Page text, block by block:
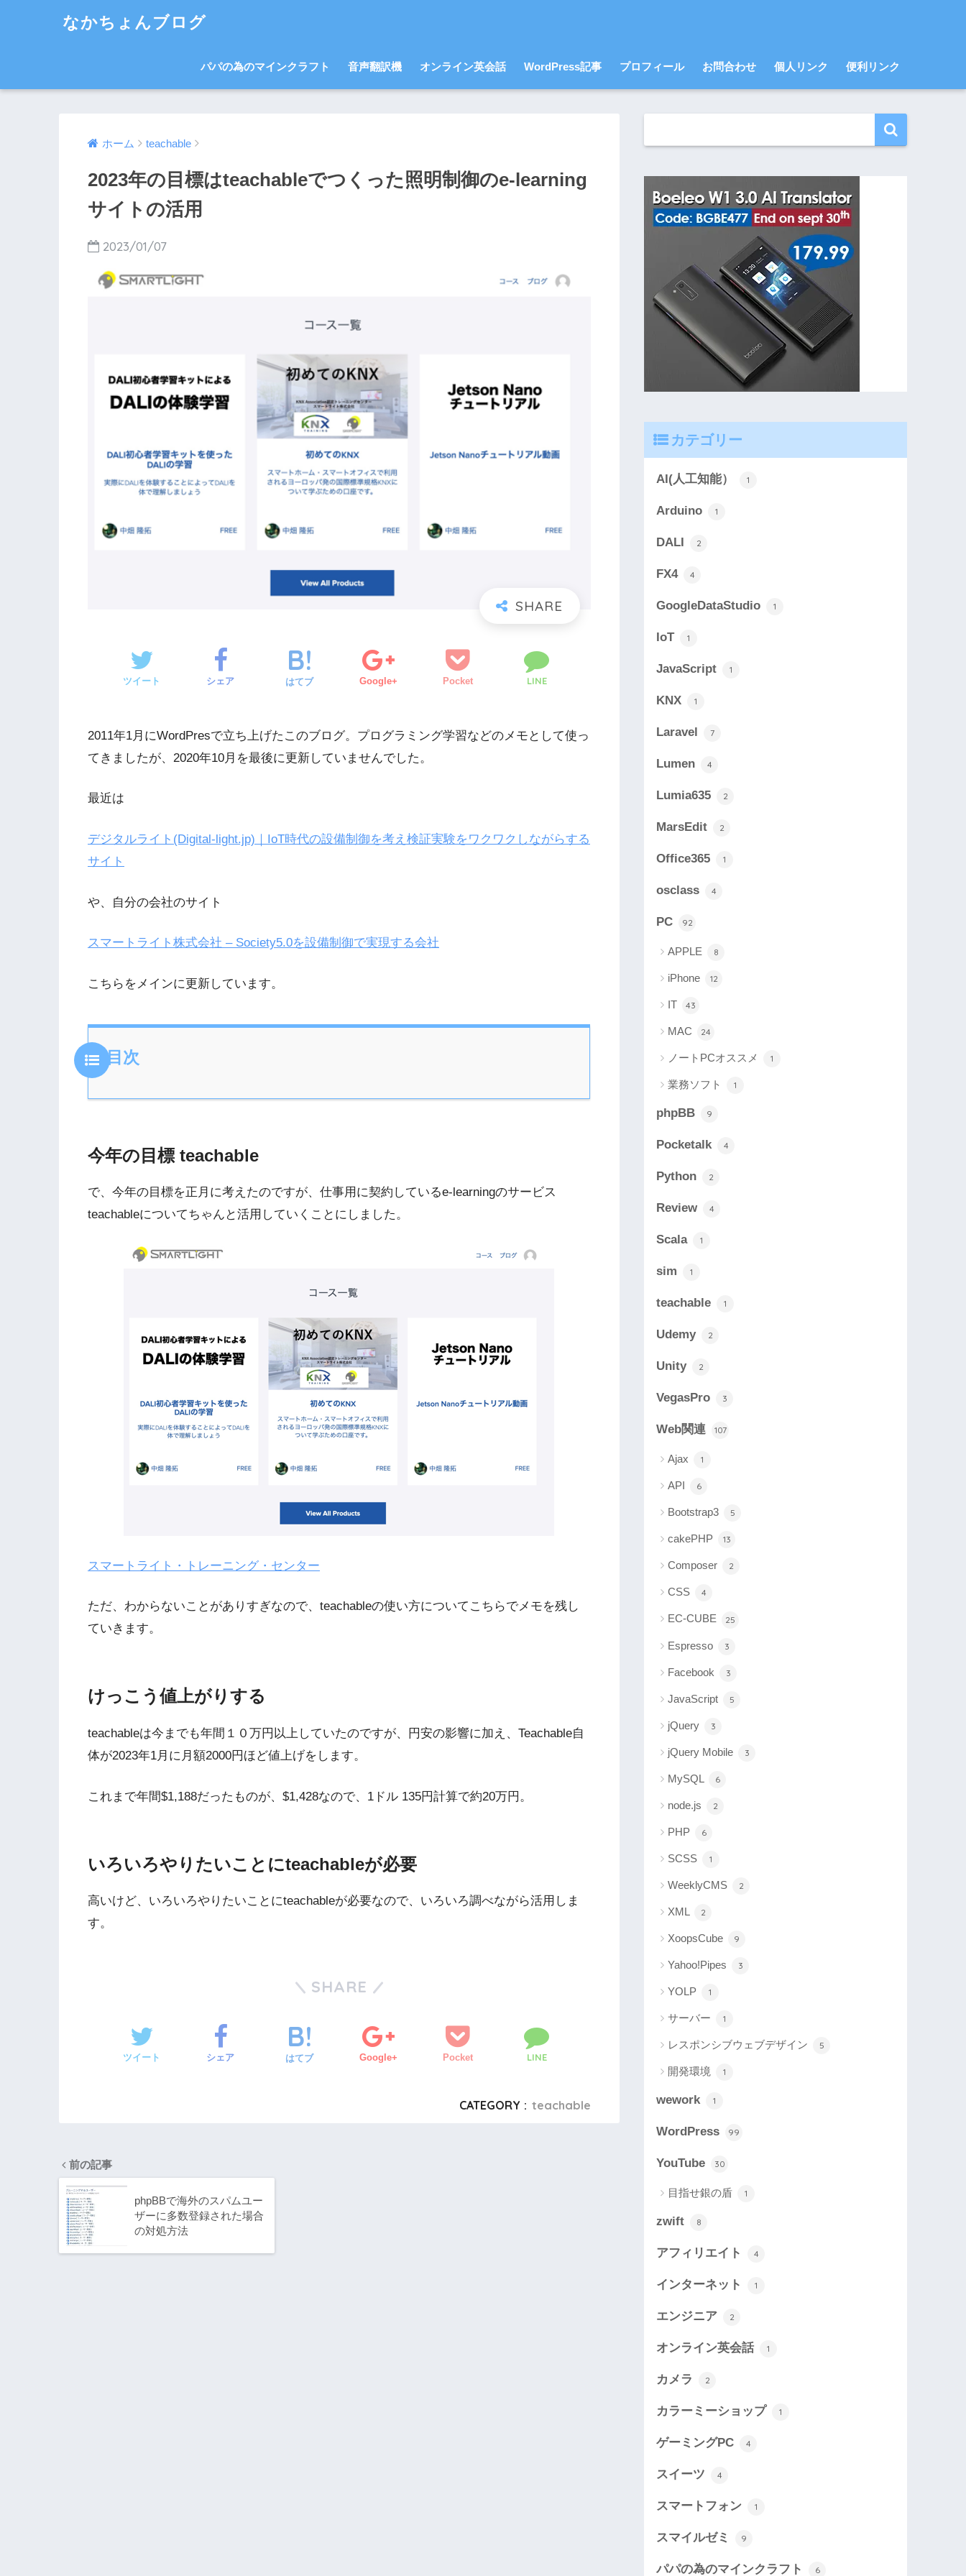
なかちょんブログ
パパの為のマインクラフト 音声翻訳機 オンライン英会話 WordPress記事 プロフィール お問合わせ 個人リンク 便利リンク
ホーム teachable
2023年の目標はteachableでつくった照明制御のe-learning
サイトの活用
2023/01/07
ツイート シェア はてブ Google+ Pocket LINE
2011年1月にWordPresで立ち上げたこのブログ。プログラミング学習などのメモとして使っ
てきましたが、2020年10月を最後に更新していませんでした。
最近は
デジタルライト(Digital-light.jp)｜IoT時代の設備制御を考え検証実験をワクワクしながらする
サイト
や、自分の会社のサイト
スマートライト株式会社 – Society5.0を設備制御で実現する会社
こちらをメインに更新しています。
目次
今年の目標 teachable
で、今年の目標を正月に考えたのですが、仕事用に契約しているe-learningのサービス
teachableについてちゃんと活用していくことにしました。
スマートライト・トレーニング・センター
ただ、わからないことがありすぎなので、teachableの使い方についてこちらでメモを残し
ていきます。
けっこう値上がりする
teachableは今までも年間１０万円以上していたのですが、円安の影響に加え、Teachable自
体が2023年1月に月額2000円ほど値上げをします。
これまで年間$1,188だったものが、$1,428なので、1ドル 135円計算で約20万円。
いろいろやりたいことにteachableが必要
高いけど、いろいろやりたいことにteachableが必要なので、いろいろ調べながら活用しま
す。
SHARE
ツイート シェア はてブ Google+ Pocket LINE
CATEGORY : teachable
前の記事
phpBBで海外のスパムユー
ザーに多数登録された場合
の対処方法
カテゴリー
AI(人工知能） 1
Arduino 1
DALI 2
FX4 4
GoogleDataStudio 1
IoT 1
JavaScript 1
KNX 1
Laravel 7
Lumen 4
Lumia635 2
MarsEdit 2
Office365 1
osclass 4
PC 92
APPLE 8
iPhone 12
IT 43
MAC 24
ノートPCオススメ 1
業務ソフト 1
phpBB 9
Pocketalk 4
Python 2
Review 4
Scala 1
sim 1
teachable 1
Udemy 2
Unity 2
VegasPro 3
Web関連 107
Ajax 1
API 6
Bootstrap3 5
cakePHP 13
Composer 2
CSS 4
EC-CUBE 25
Espresso 3
Facebook 3
JavaScript 5
jQuery 3
jQuery Mobile 3
MySQL 6
node.js 2
PHP 6
SCSS 1
WeeklyCMS 2
XML 2
XoopsCube 9
Yahoo!Pipes 3
YOLP 1
サーバー 1
レスポンシブウェブデザイン 5
開発環境 1
wework 1
WordPress 99
YouTube 30
目指せ銀の盾 1
zwift 8
アフィリエイト 4
インターネット 1
エンジニア 2
オンライン英会話 1
カメラ 2
カラーミーショップ 1
ゲーミングPC 4
スイーツ 4
スマートフォン 1
スマイルゼミ 9
パパの為のマインクラフト 6